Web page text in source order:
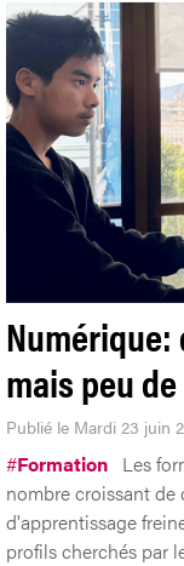
mais peu
Publié le Mardi 23 juin
#Formation Les
nombre croissant de
d'apprentissage
profils cherchés par